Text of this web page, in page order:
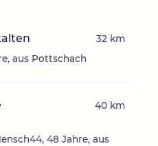
aus Pottschach
32 km
48 Jahre, aus
40 km